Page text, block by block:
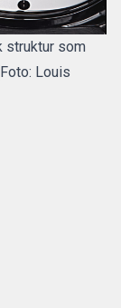
struktur som
Louis